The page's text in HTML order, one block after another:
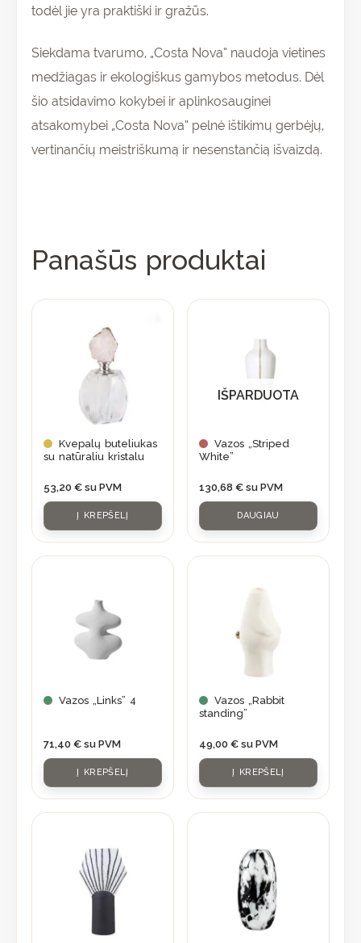
todėl jie yra praktiški ir gražūs.
Siekdama tvarumo, „Costa Nova“ naudoja vietines
medžiagas ir ekologiškus gamybos metodus. Dėl
šio atsidavimo kokybei ir aplinkosauginei
atsakomybei „Costa Nova“ pelnė ištikimų gerbėjų,
vertinančių meistriškumą ir nesenstančią išvaizdą.
Panašūs produktai
Kvepalų buteliukas
su natūraliu kristalu
53,20 € su PVM
Į KREPŠELĮ
IŠPARDUOTA
Vazos „Striped
White”
130,68 € su PVM
DAUGIAU
Vazos „Links” 4
71,40 € su PVM
Į KREPŠELĮ
Vazos „Rabbit
standing”
49,00 € su PVM
Į KREPŠELĮ